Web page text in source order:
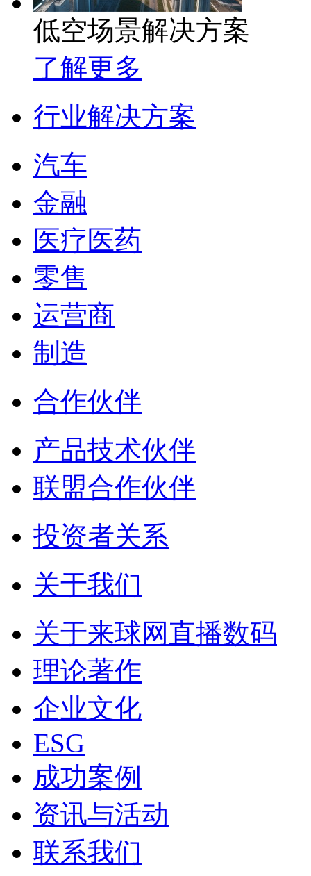
低空场景解决方案
了解更多
行业解决方案
汽车
金融
医疗医药
零售
运营商
制造
合作伙伴
产品技术伙伴
联盟合作伙伴
投资者关系
关于我们
关于来球网直播数码
理论著作
企业文化
ESG
成功案例
资讯与活动
联系我们